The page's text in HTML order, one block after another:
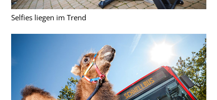
Selfies liegen im Trend